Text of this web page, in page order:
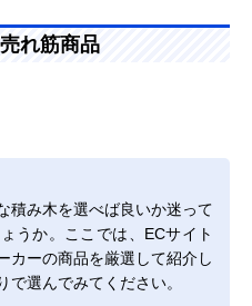
れ筋商品
積み木を選べば良いか迷って
うか。ここでは、ECサイト
カーの商品を厳選して紹介し
で選んでみてください。